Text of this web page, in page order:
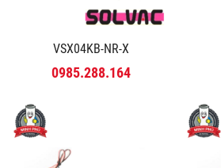
VSX04KB-NR-X
0985.288.164